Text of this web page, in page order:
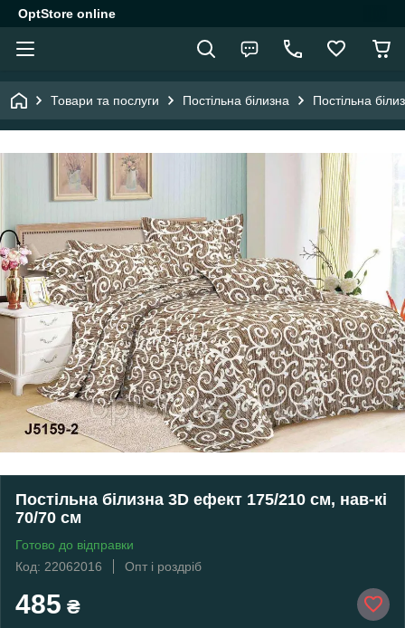
OptStore online
Товари та послуги Постільна білизна Постільна
Постільна білизна 3D ефект 175/210 см, нав-кі
70/70 см
Готово до відправки
Код: 22062016
Опт і роздріб
485 ₴